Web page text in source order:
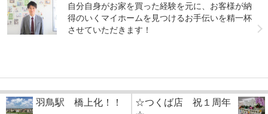
自分自身がお家を買った経験を元に、お客様が納
得のいくマイホームを見つけるお手伝いを精一杯
させていただきます！
羽鳥駅 橋上化！！
☆つくば店 祝１周年